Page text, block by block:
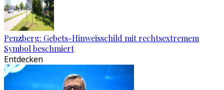
Penzberg: Gebets-Hinweisschild mit rechtsextremem
Symbol beschmiert
Entdecken